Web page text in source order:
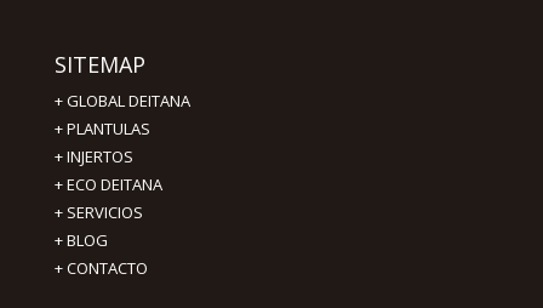
SITEMAP
+GLOBAL DEITANA
+PLANTULAS
+INJERTOS
+ECO DEITANA
+ SERVICIOS
+BLOG
+CONTACTO